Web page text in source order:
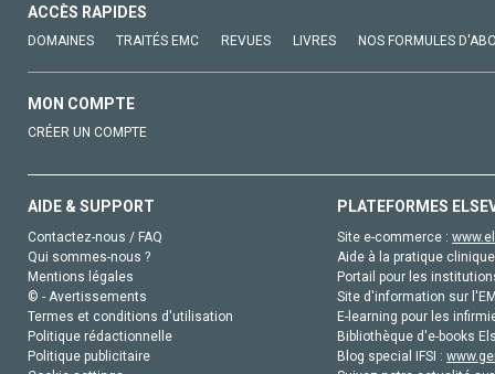
ACCÈS RAPIDES
DOMAINES TRAITÉS EMC REVUES LIVRES NOS FORMULES
MON COMPTE
CRÉER UN COMPTE
AIDE & SUPPORT
Contactez-nous / FAQ
Qui sommes-nous ?
Mentions légales
© - Avertissements
Termes et conditions d'utilisation
Politique rédactionnelle
Politique publicitaire
PLATEFORMES
Site e-commerce :
Aide à la pratique
Portail pour les
Site d'information sur
E-learning pour les
Bibliothèque d'e-books
Blog special IFSI :